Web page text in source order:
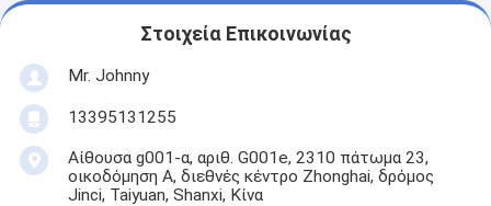
Στοιχεία Επικοινωνίας
Mr. Johnny
13395131255
Αίθουσα g001-α, αριθ. G001e, 2310 πάτωμα 23,
οικοδόμηση Α, διεθνές κέντρο Zhonghai, δρόμος
Jinci, Taiyuan, Shanxi, Κίνα